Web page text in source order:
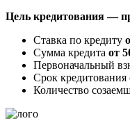
Цель кредитования —
Ставка по кредиту
Сумма кредита от
Первоначальный
Срок кредитования
Количество